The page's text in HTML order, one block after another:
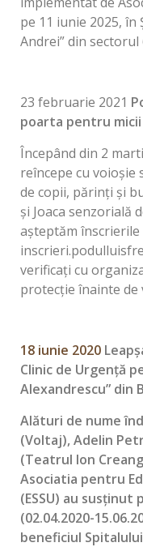
pe 11 iunie 2025, în
Andrei” din
23 februarie 2021
poarta pentru
Începând din 2
reîncepe cu
de copii, părinți și
și Joaca senzorială
așteptăm înscrierile
verificați cu
protecție înainte de
18 iunie 2020
Clinic de Urgență
Alexandrescu” din
Alături de nume
(Voltaj), Adelin
(Teatrul Ion
Asociatia pentru
(ESSU) au
(02.04.2020-
beneficiul